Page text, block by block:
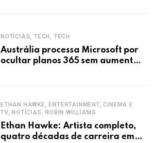
NOTÍCIAS, TECH, TECH
Austrália processa Microsoft por
ocultar planos 365 sem aumento e
ETHAN HAWKE, ENTERTAINMENT, CINEMA E
TV, NOTÍCIAS, ROBIN WILLIAMS
Ethan Hawke: Artista completo,
quatro décadas de carreira em